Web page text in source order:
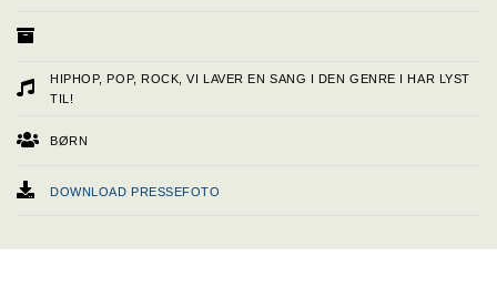
HIPHOP, POP, ROCK, VI LAVER EN SANG I DEN GENRE I HAR LYST
TIL!
BØRN
DOWNLOAD PRESSEFOTO